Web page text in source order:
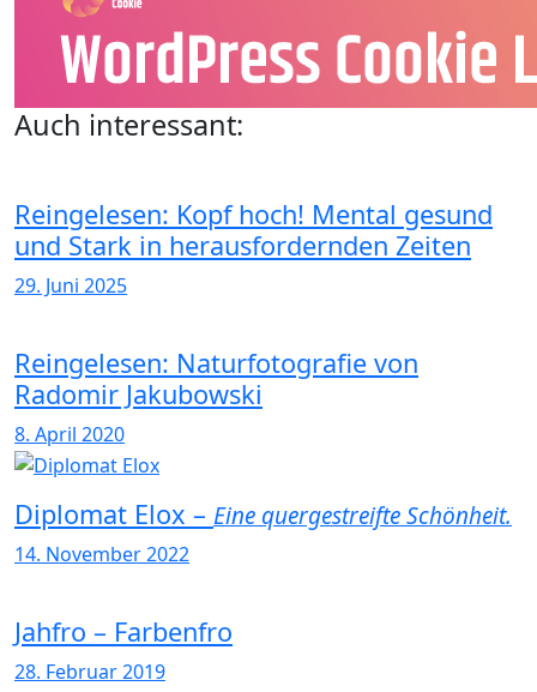
Auch interessant:
Reingelesen: Kopf hoch! Mental gesund
und Stark in herausfordernden Zeiten
29. Juni 2025
Reingelesen: Naturfotografie von
Radomir Jakubowski
8. April 2020
Diplomat Elox – Eine quergestreifte Schönheit.
14. November 2022
Jahfro – Farbenfro
28. Februar 2019